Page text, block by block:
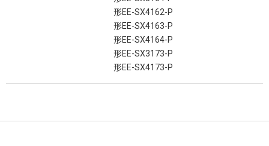
形EE-SX4162-P
形EE-SX4163-P
形EE-SX4164-P
形EE-SX3173-P
形EE-SX4173-P